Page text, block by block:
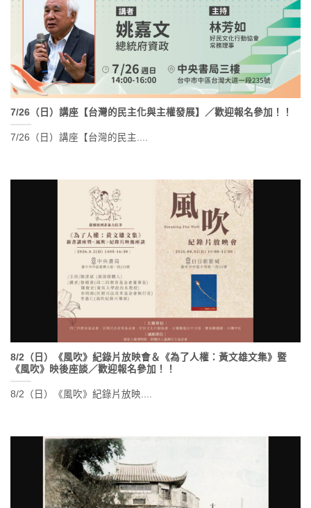
7/26（日）講座【台灣的民主化與主權發展】／歡迎報名參加！！
7/26（日）講座【台灣的民主....
8/2（日）《風吹》紀錄片放映會＆《為了人權：黃文雄文集》暨
《風吹》映後座談／歡迎報名參加！！
8/2（日）《風吹》紀錄片放映....